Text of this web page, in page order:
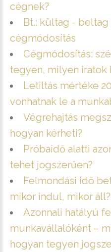
cégnek?
Bt.: kültag -
cégmódosítás
Cégmódosítás:
tegyen, milyen iratok
Letiltás mértéke
vonhatnak le a
Végrehajtás
hogyan kérheti?
Próbaidő alatti
tehet jogszerűen?
Felmondási idő
mikor indul, mikor áll?
Azonnali hatályú
munkavállalóként –
hogyan tegyen